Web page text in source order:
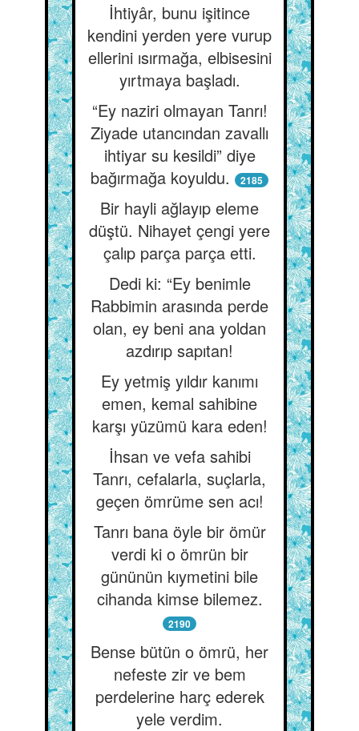
İhtiyâr, bunu işitince
kendini yerden yere vurup
ellerini ısırmağa, elbisesini
yırtmaya başladı.
“Ey naziri olmayan Tanrı!
Ziyade utancından zavallı
ihtiyar su kesildi” diye
bağırmağa koyuldu.
2185
Bir hayli ağlayıp eleme
düştü. Nihayet çengi yere
çalıp parça parça etti.
Dedi ki: “Ey benimle
Rabbimin arasında perde
olan, ey beni ana yoldan
azdırıp sapıtan!
Ey yetmiş yıldır kanımı
emen, kemal sahibine
karşı yüzümü kara eden!
İhsan ve vefa sahibi
Tanrı, cefalarla, suçlarla,
geçen ömrüme sen acı!
Tanrı bana öyle bir ömür
verdi ki o ömrün bir
gününün kıymetini bile
cihanda kimse bilemez.
2190
Bense bütün o ömrü, her
nefeste zir ve bem
perdelerine harç ederek
yele verdim.